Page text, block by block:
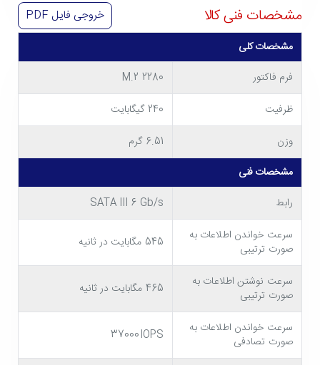
حافظه پر سرعت را در اختیار شما قرار می دهد! فقط پیش از خرید آن
عرضه شده و از رابط SATA III پشتیبانی می کند. در صورتی که
کامپیوتر یا لپ تاپ شما با این مشخصات سازگاری دارد، می توانید از
این اس اس دی با کیفیت از برند معتبر وسترن دیجیتال بر روی آن
استفاده کنید. لازم به ذکر است که حافظه اس اس دی اینترنال وسترن
WDS240G2G0B عرضه شده است.
مشخصات فنی کالا خروجی فایل
مشخصات کلی
فرم فاکتور
M.2 2280
ظرفیت
240 گیگابایت
وزن
6.51 گرم
مشخصات فنی
رابط
SATA III 6 Gb/s
سرعت خواندن اطلاعات به
صورت ترتیبی
545 مگابایت در ثانیه
سرعت نوشتن اطلاعات به
صورت ترتیبی
465 مگابایت در ثانیه
سرعت خواندن اطلاعات به
صورت تصادفی
37000IOPS